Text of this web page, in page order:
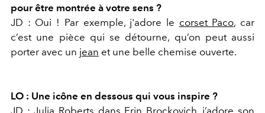
pour être montrée à votre sens ?
JD : Oui ! Par exemple, j'adore le corset Paco, car
c’est une pièce qui se détourne, qu’on peut aussi
porter avec un jean et une belle chemise ouverte.
LO : Une icône en dessous qui vous inspire ?
JD : Julia Roberts dans Erin Brockovich, j’adore son